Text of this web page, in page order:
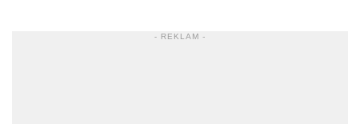
- REKLAM -